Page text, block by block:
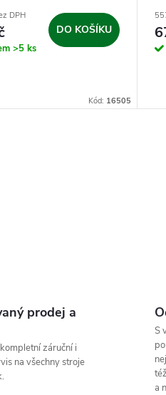
DPH
>5 ks
DO KOŠÍKU
Kód: 16505
prodej a
záruční i
na všechny stroje
S
a